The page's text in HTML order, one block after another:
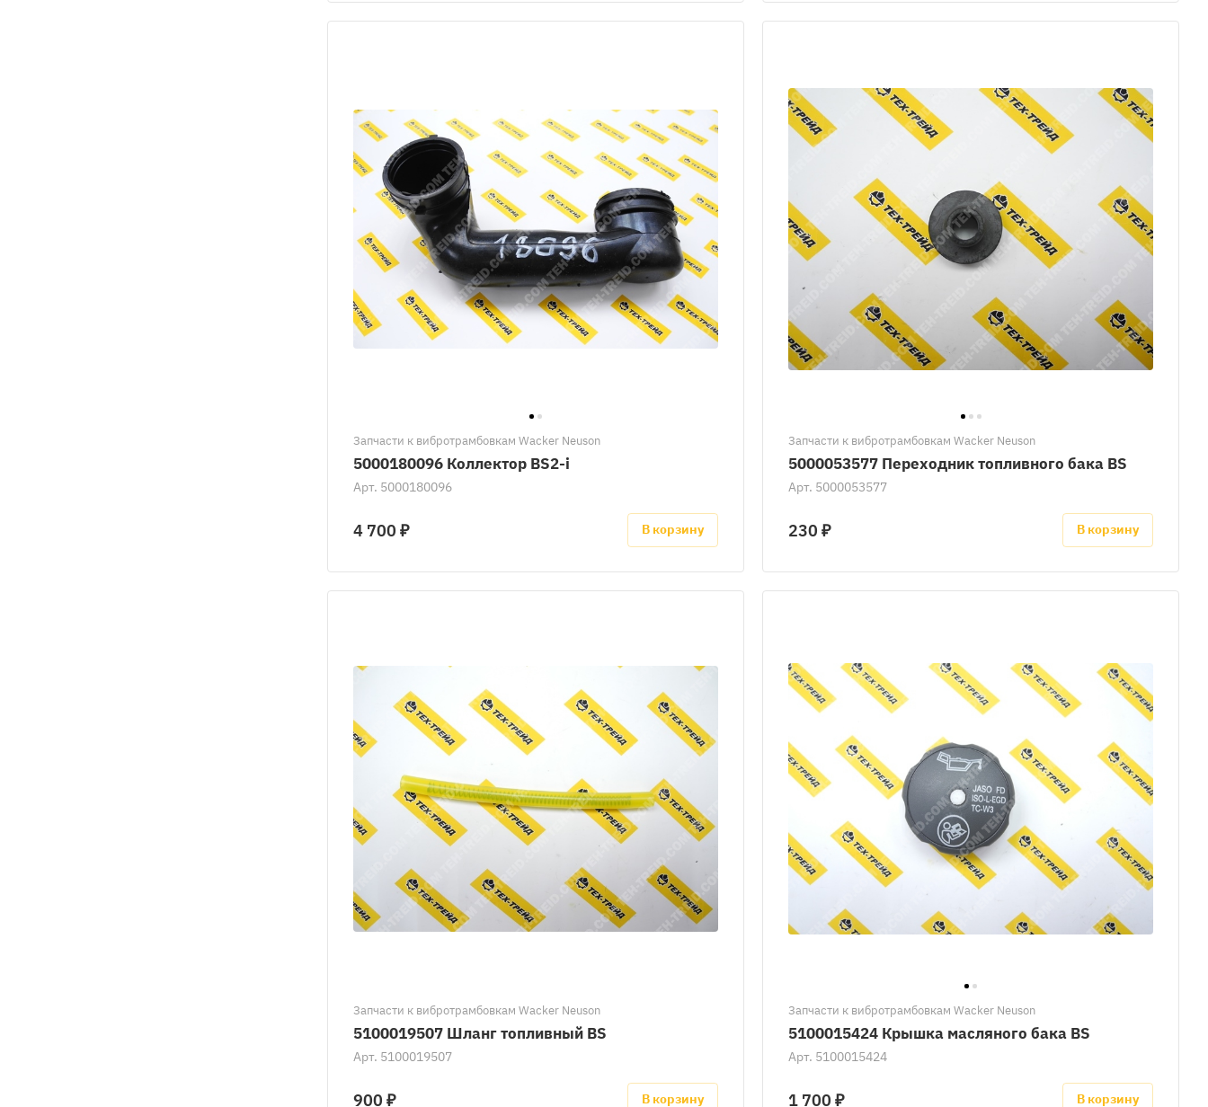
Запчасти к вибротрамбовкам Wacker Neuson
5000180096 Коллектор BS2-i
Арт. 5000180096
4 700 ₽ В корзину
Запчасти к вибротрамбовкам Wacker Neuson
5000053577 Переходник топливного бака BS
Арт. 5000053577
230 ₽ В корзину
Запчасти к вибротрамбовкам Wacker Neuson
5100019507 Шланг топливный BS
Арт. 5100019507
900 ₽ В корзину
Запчасти к вибротрамбовкам Wacker Neuson
5100015424 Крышка масляного бака BS
Арт. 5100015424
1 700 ₽ В корзину